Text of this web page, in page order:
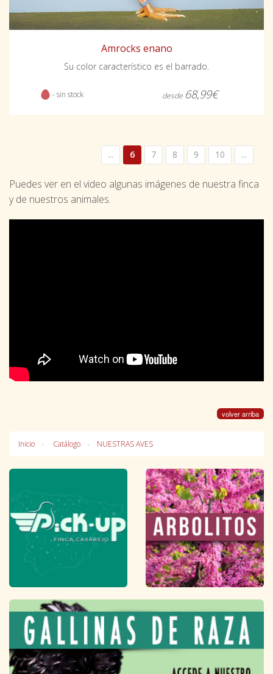
Amrocks enano
Su color característico es el barrado.
- sin stock desde 68,99€
... 6 7 8 9 10 ...
Puedes ver en el video algunas imágenes de nuestra finca
y de nuestros animales.
volver arriba
Inicio Catálogo NUESTRAS AVES